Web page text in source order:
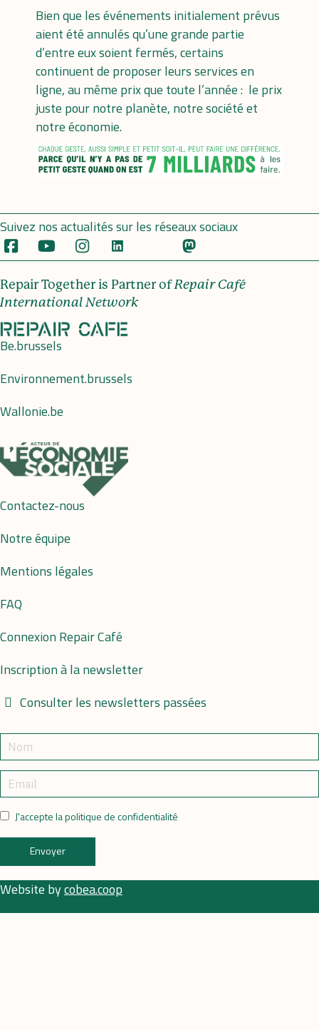
Bien que les événements initialement prévus
aient été annulés qu’une grande partie
d’entre eux soient fermés, certains
continuent de proposer leurs services en
ligne, au même prix que toute l’année : le prix
juste pour notre planète, notre société et
notre économie.
Suivez nos actualités sur les réseaux sociaux
Repair Together is Partner ofRepair Café
International Network
Be.brussels
Environnement.brussels
Wallonie.be
Contactez-nous
Notre équipe
Mentions légales
FAQ
Connexion Repair Café
Inscription à la newsletter
Consulter les newsletters passées
J'accepte la politique de confidentialité
Envoyer
Website bycobea.coop